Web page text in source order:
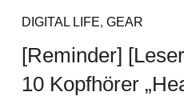
DIGITAL LIFE, GEAR
[Reminder]
10 Kopfhörer